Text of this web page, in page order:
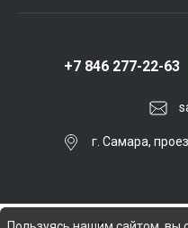
+7 846 277-22-63
г. Самара,